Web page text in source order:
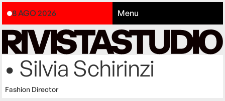
8 AGO 2026 Menu
• Silvia Schirinzi
Fashion Director